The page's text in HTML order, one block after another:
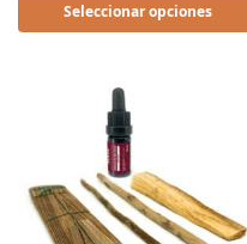
Seleccionar opciones